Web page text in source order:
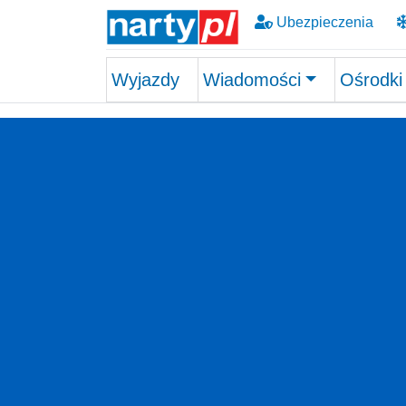
Ubezpieczenia
Wyjazdy Wiadomości Ośrodki